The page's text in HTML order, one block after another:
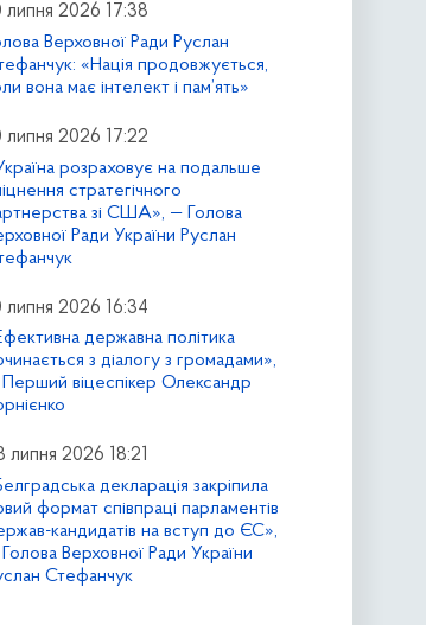
липня 2026 17:38
Верховної Ради Руслан
«Нація продовжується,
вона має інтелект і пам’ять»
липня 2026 17:22
розраховує на подальше
стратегічного
зі США», — Голова
Ради України Руслан
липня 2026 16:34
державна політика
з діалогу з громадами»,
віцеспікер Олександр
липня 2026 18:21
декларація закріпила
формат співпраці парламентів
кандидатів на вступ до ЄС»,
Верховної Ради України
Стефанчук